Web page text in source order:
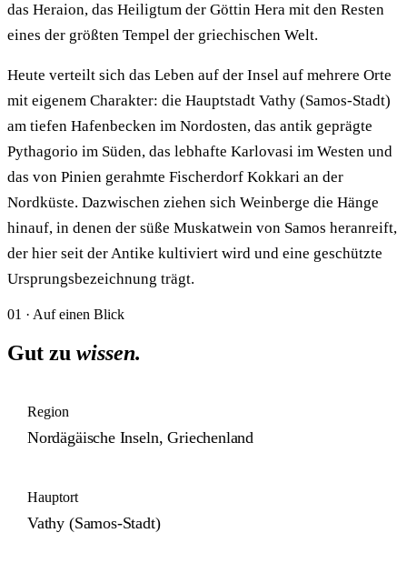
das Heraion, das Heiligtum der Göttin Hera mit den Resten
eines der größten Tempel der griechischen Welt.
Heute verteilt sich das Leben auf der Insel auf mehrere Orte
mit eigenem Charakter: die Hauptstadt Vathy (Samos-Stadt)
am tiefen Hafenbecken im Nordosten, das antik geprägte
Pythagorio im Süden, das lebhafte Karlovasi im Westen und
das von Pinien gerahmte Fischerdorf Kokkari an der
Nordküste. Dazwischen ziehen sich Weinberge die Hänge
hinauf, in denen der süße Muskatwein von Samos heranreift,
der hier seit der Antike kultiviert wird und eine geschützte
Ursprungsbezeichnung trägt.
01 · Auf einen Blick
Gut zu wissen.
Region
Nordägäische Inseln, Griechenland
Hauptort
Vathy (Samos-Stadt)